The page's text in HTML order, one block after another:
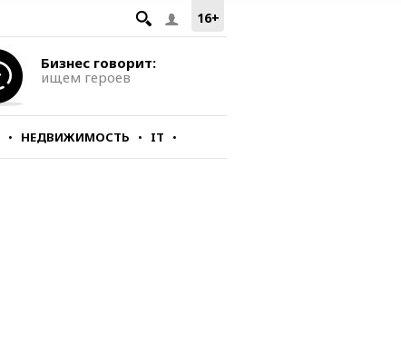
16+
Бизнес говорит:
ищем героев
НЕДВИЖИМОСТЬ IT